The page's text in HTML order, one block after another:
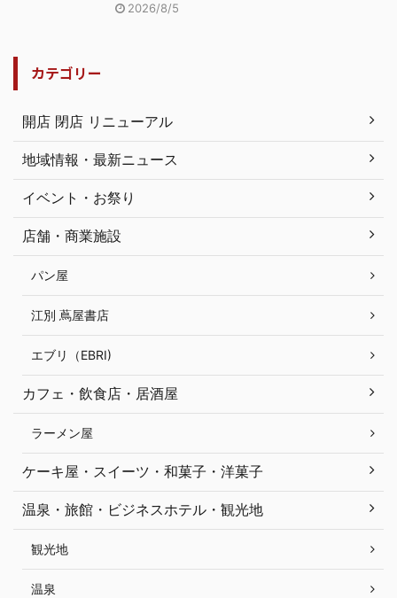
2026/8/5
カテゴリー
開店 閉店 リニューアル
地域情報・最新ニュース
イベント・お祭り
店舗・商業施設
パン屋
江別 蔦屋書店
エブリ（EBRI)
カフェ・飲食店・居酒屋
ラーメン屋
ケーキ屋・スイーツ・和菓子・洋菓子
温泉・旅館・ビジネスホテル・観光地
観光地
温泉